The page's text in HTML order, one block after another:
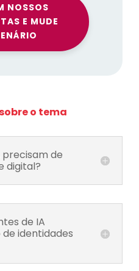
NOSSOS
E MUDE
o tema
precisam de
digital?
de IA
identidades